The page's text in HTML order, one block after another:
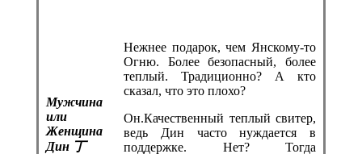
Мужчина
или
Женщина
Дин 丁
Нежнее подарок, чем Янскому-то
Огню. Более безопасный, более
теплый. Традиционно? А кто
сказал, что это плохо?
Он.Качественный теплый свитер,
ведь Дин часто нуждается в
поддержке. Нет? Тогда